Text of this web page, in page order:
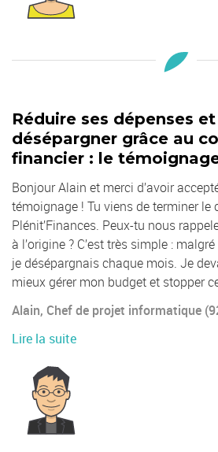
Réduire ses dépenses
désépargner grâce au
financier : le
Bonjour Alain et merci d’avoir
témoignage ! Tu viens de terminer le
Plénit’Finances. Peux-tu nous
à l’origine ? C’est très simple :
je désépargnais chaque mois. Je
mieux gérer mon budget et stopper
Alain, Chef de projet informatique
Lire la suite